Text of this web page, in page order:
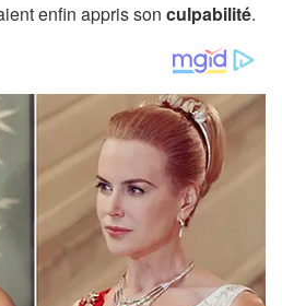
enfin appris son culpabilité.